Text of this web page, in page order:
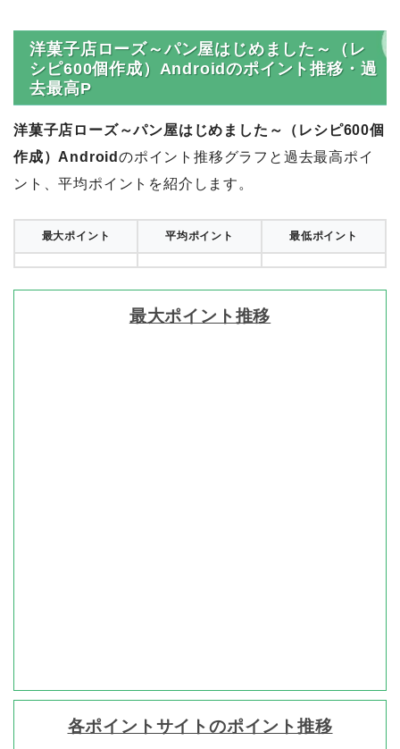
洋菓子店ローズ～パン屋はじめました～（レ
シピ600個作成）Androidのポイント推移・過
去最高P
洋菓子店ローズ～パン屋はじめました～（レシピ600個
作成）Android のポイント推移グラフと過去最高ポイ
ント、平均ポイントを紹介します。
最大ポイント 平均ポイント 最低ポイント
最大ポイント推移
各ポイントサイトのポイント推移